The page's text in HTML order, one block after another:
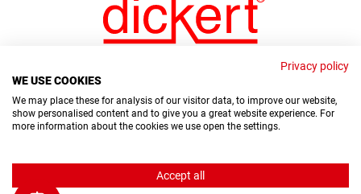
© Copyright Dickert Electronic GmbH 2026
Hinweisgebersystem
Datenschutz
Privacy policy
WE USE COOKIES
We may place these for analysis of our visitor data, to improve our website,
show personalised content and to give you a great website experience. For
more information about the cookies we use open the settings.
Accept all